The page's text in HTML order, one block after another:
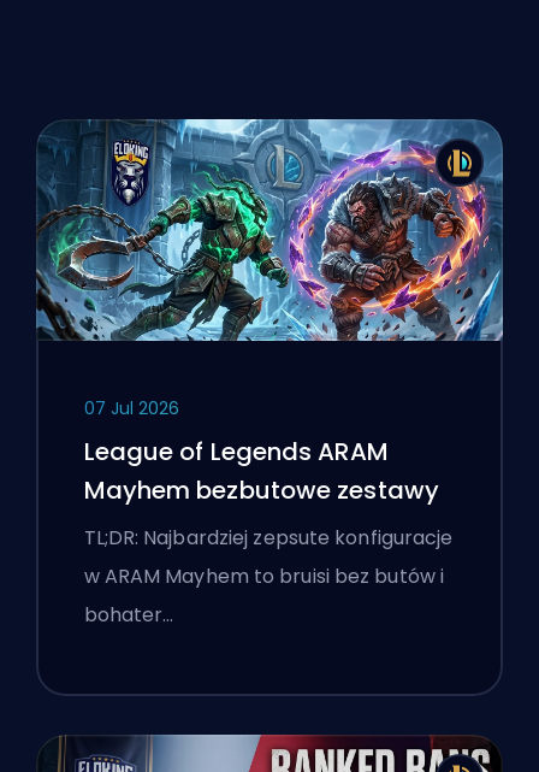
07 Jul 2026
League of Legends ARAM
Mayhem bezbutowe zestawy
TL;DR: Najbardziej zepsute konfiguracje
w ARAM Mayhem to bruisi bez butów i
bohater…